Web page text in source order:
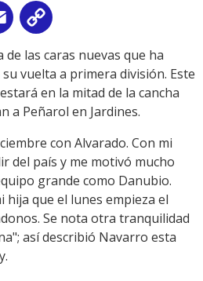
Email
Link
las caras nuevas que ha
vuelta a primera división. Este
en la mitad de la cancha
a Peñarol en Jardines.
con Alvarado. Con mi
del país y me motivó mucho
grande como Danubio.
hija que el lunes empieza el
Se nota otra tranquilidad
así describió Navarro esta